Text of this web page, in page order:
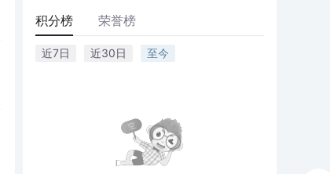
积分榜 荣誉榜
近7日 近30日 至今